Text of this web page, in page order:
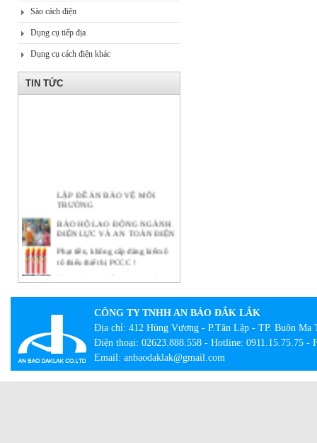
Sào cách điện
Dụng cụ tiếp địa
Dụng cụ cách điện khác
TIN TỨC
LẬP ĐỀ ÁN BẢO VỆ MÔI
TRƯỜNG
BẢO HỘ LAO ĐỘNG NGÀNH
ĐIỆN LỰC VÀ AN TOÀN ĐIỆN
Phạt tiền, không cấp đăng kiểm ô
tô thiếu thiết bị PCCC !
Ý NGHĨA THIẾT THỰC CỦA
CÔNG TÁC BẢO HỘ LAO
ĐỘNG TẠI DOANH NGHIỆP
BẢO HỘ LAO ĐỘNG -
NHỮNG KHÁI NIỆM CƠ BẢN
CẦN BIẾT
Lạ lẫm với tour bắt buộc mặc đồ
bảo hộ lao động
Con đường thành công của hãng
CÔNG TY TNHH AN BẢO ĐẮK LẮK
Địa chỉ: 412 Hùng Vương - P.Tân Lập - TP. Buôn Ma
Điện thoại: 02623.888.558 - Hotline: 0911.15.75.75 -
Email: anbaodaklak@gmail.com